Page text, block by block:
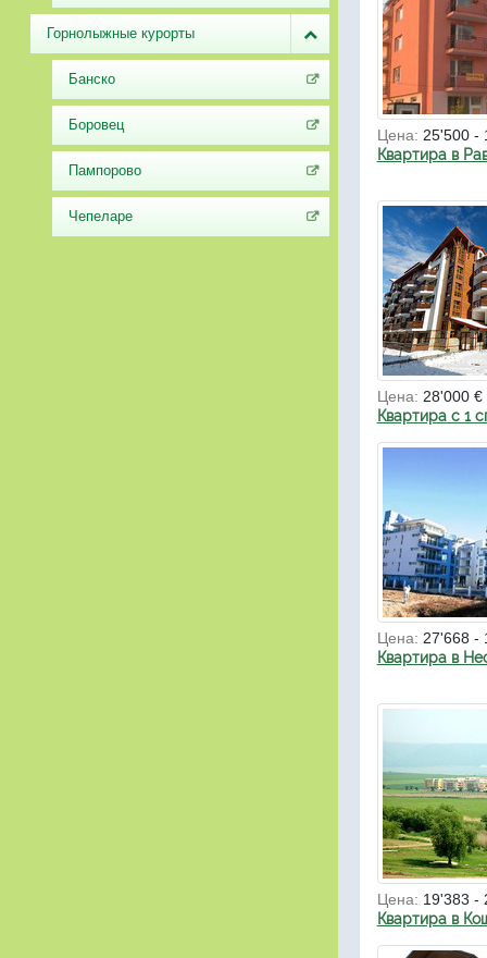
Горнолыжные курорты
Банско
Боровец
Пампорово
Чепеларе
Цена: 25'500 -
Квартира в
Цена: 28'000 €
Квартира с 1
Цена: 27'668 -
Квартира в
Цена: 19'383 -
Квартира в